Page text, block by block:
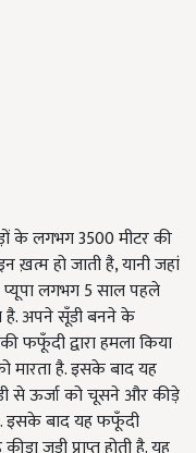
के लगभग 3500 मीटर की
ख़त्म हो जाती है, यानी जहां
लगभग 5 साल पहले
है. अपने सूँडी बनने के
फफूँदी द्वारा हमला किया
है. इसके बाद यह
से ऊर्जा को चूसने और कीड़े
इसके बाद यह फफूँदी